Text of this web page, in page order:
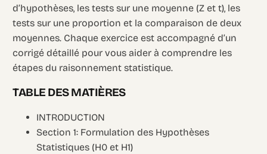
d’hypothèses, les tests sur une moyenne (Z et t), les
tests sur une proportion et la comparaison de deux
moyennes. Chaque exercice est accompagné d’un
corrigé détaillé pour vous aider à comprendre les
étapes du raisonnement statistique.
TABLE DES MATIÈRES
INTRODUCTION
Section 1: Formulation des Hypothèses
Statistiques (H0 et H1)